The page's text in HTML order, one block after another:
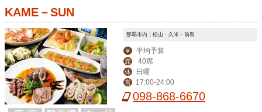
KAME－SUN
那覇市内｜松山・久米・前島
￥ 平均予算
席 40席
休 日曜
営 17:00-24:00
098-868-6670